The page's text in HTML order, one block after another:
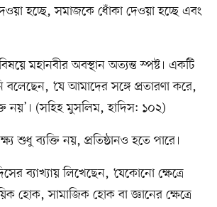
হচ্ছে, সমাজকে ধোঁকা দেওয়া হচ্ছে এবং
মহানবীর অবস্থান অত্যন্ত স্পষ্ট। একটি
বলেছেন, ‘যে আমাদের সঙ্গে প্রতারণা করে,
নয়’। (সহিহ মুসলিম, হাদিস: ১০২)
শুধু ব্যক্তি নয়, প্রতিষ্ঠানও হতে পারে।
ব্যাখ্যায় লিখেছেন, ‘যেকোনো ক্ষেত্রে
হোক, সামাজিক হোক বা জ্ঞানের ক্ষেত্রে